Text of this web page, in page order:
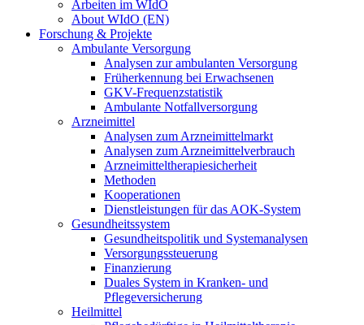
Arbeiten im WIdO
About WIdO (EN)
Forschung & Projekte
Ambulante Versorgung
Analysen zur ambulanten Versorgung
Früherkennung bei Erwachsenen
GKV-Frequenzstatistik
Ambulante Notfallversorgung
Arzneimittel
Analysen zum Arzneimittelmarkt
Analysen zum Arzneimittelverbrauch
Arzneimitteltherapiesicherheit
Methoden
Kooperationen
Dienstleistungen für das AOK-System
Gesundheitssystem
Gesundheitspolitik und Systemanalysen
Versorgungssteuerung
Finanzierung
Duales System in Kranken- und
Pflegeversicherung
Heilmittel